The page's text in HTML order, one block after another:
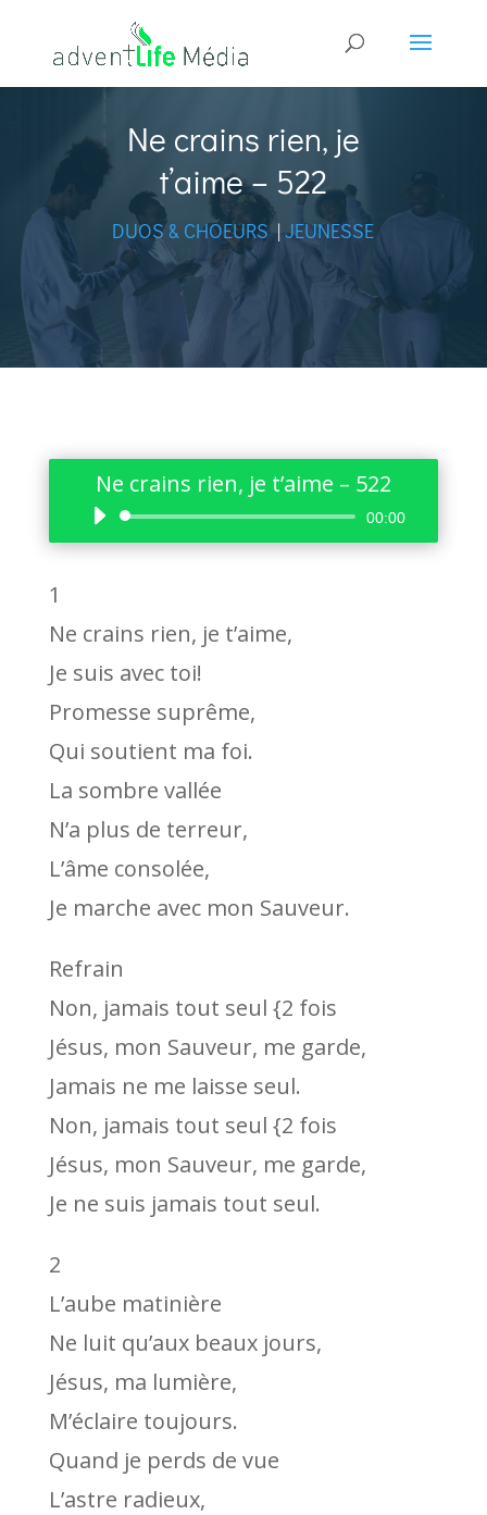
Ne crains rien, je
t’aime – 522
DUOS & CHOEURS|JEUNESSE
Ne crains rien, je t’aime – 522
Lecteur
audio
00:00
1
Ne crains rien, je t’aime,
Je suis avec toi!
Promesse suprême,
Qui soutient ma foi.
La sombre vallée
N’a plus de terreur,
L’âme consolée,
Je marche avec mon Sauveur.
Refrain
Non, jamais tout seul {2 fois
Jésus, mon Sauveur, me garde,
Jamais ne me laisse seul.
Non, jamais tout seul {2 fois
Jésus, mon Sauveur, me garde,
Je ne suis jamais tout seul.
2
L’aube matinière
Ne luit qu’aux beaux jours,
Jésus, ma lumière,
M’éclaire toujours.
Quand je perds de vue
L’astre radieux,